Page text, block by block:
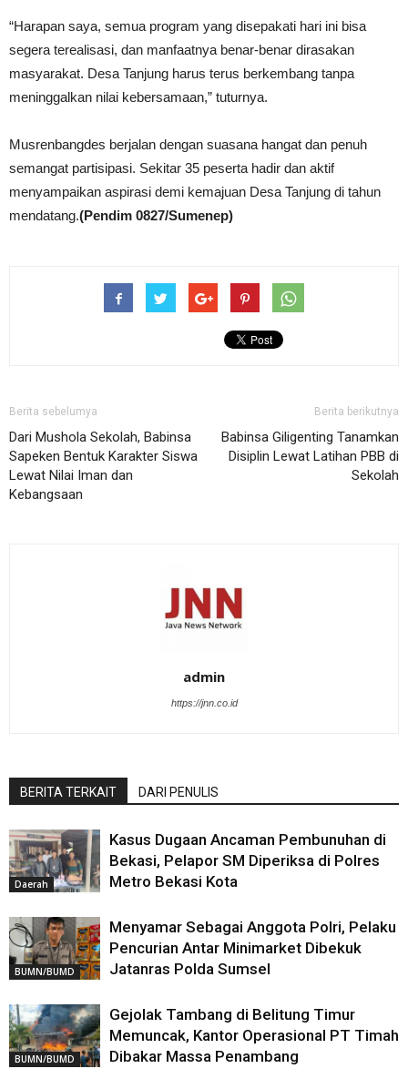
“Harapan saya, semua program yang disepakati hari ini bisa
segera terealisasi, dan manfaatnya benar-benar dirasakan
masyarakat. Desa Tanjung harus terus berkembang tanpa
meninggalkan nilai kebersamaan,” tuturnya.
Musrenbangdes berjalan dengan suasana hangat dan penuh
semangat partisipasi. Sekitar 35 peserta hadir dan aktif
menyampaikan aspirasi demi kemajuan Desa Tanjung di tahun
mendatang.(Pendim 0827/Sumenep)
Berita sebelumya
Dari Mushola Sekolah, Babinsa
Sapeken Bentuk Karakter Siswa
Lewat Nilai Iman dan
Kebangsaan
Berita berikutnya
Babinsa Giligenting Tanamkan
Disiplin Lewat Latihan PBB di
Sekolah
admin
https://jnn.co.id
BERITA TERKAIT DARI PENULIS
Daerah
Kasus Dugaan Ancaman Pembunuhan di
Bekasi, Pelapor SM Diperiksa di Polres
Metro Bekasi Kota
BUMN/BUMD
Menyamar Sebagai Anggota Polri, Pelaku
Pencurian Antar Minimarket Dibekuk
Jatanras Polda Sumsel
BUMN/BUMD
Gejolak Tambang di Belitung Timur
Memuncak, Kantor Operasional PT Timah
Dibakar Massa Penambang